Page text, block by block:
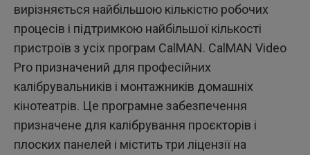
вирізняється найбільшою кількістю робочих
процесів і підтримкою найбільшої кількості
пристроїв з усіх програм CalMAN. CalMAN Video
Pro призначений для професійних
калібрувальників і монтажників домашніх
кінотеатрів. Це програмне забезпечення
призначене для калібрування проєкторів і
плоских панелей і містить три ліцензії на